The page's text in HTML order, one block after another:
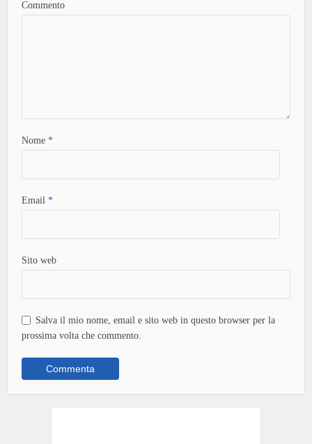
Commento
Nome*
Email*
Sito web
Salva il mio nome, email e sito web in questo browser per la
prossima volta che commento.